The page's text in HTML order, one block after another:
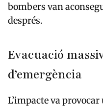
bombers van
després.
Evacuació
d’emergència
L’impacte va